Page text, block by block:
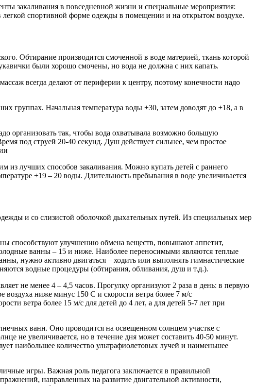
закаливания в повседневной жизни и специальные мероприятия:
спортивной форме одежды в помещении и на открытом воздухе.
Обтирание производится смоченной в воде материей, ткань которой
были хорошо смочены, но вода не должна с них капать.
всегда делают от периферии к центру, поэтому конечности надо
группах. Начальная температура воды +30, затем доводят до +18, а в
организовать так, чтобы вода охватывала возможно большую
под струей 20-40 секунд. Душ действует сильнее, чем простое
из лучших способов закаливания. Можно купать детей с раннего
+19 – 20 воды. Длительность пребывания в воде увеличивается
и со слизистой оболочкой дыхательных путей. Из специальных мер
способствуют улучшению обмена веществ, повышают аппетит,
ванны – 15 и ниже. Наиболее переносимыми являются теплые
нужно активно двигаться – ходить или выполнять гимнастические
водные процедуры (обтирания, обливания, душ и т.д.).
не менее 4 – 4,5 часов. Прогулку организуют 2 раза в день: в первую
ниже минус 150 С и скорости ветра более 7 м/с
ветра более 15 м/с для детей до 4 лет, а для детей 5-7 лет при
ванн. Оно проводится на освещенном солнцем участке с
не увеличивается, но в течение дня может составить 40-50 минут.
наибольшее количество ультрафиолетовых лучей и наименьшее
игры. Важная роль педагога заключается в правильной
направленных на развитие двигательной активности,